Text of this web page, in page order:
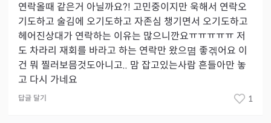
연락올때 같은거 아닐까요?! 고민중이지만 욱해서 연락오
기도하고 술김에 오기도하고 자존심 챙기면서 오기도하고
헤어진상대가 연락하는 이유는 많으니깐요ㅠㅠㅠㅠㅠ 저
도 차라리 재회를 바라고 하는 연락만 왔으몀 좋겎어요 이
건 뭐 찔러보믐것도아니고.. 맘 잡고있는사람 흔들아만 놓
고 다시 가네요
답글 달기 1